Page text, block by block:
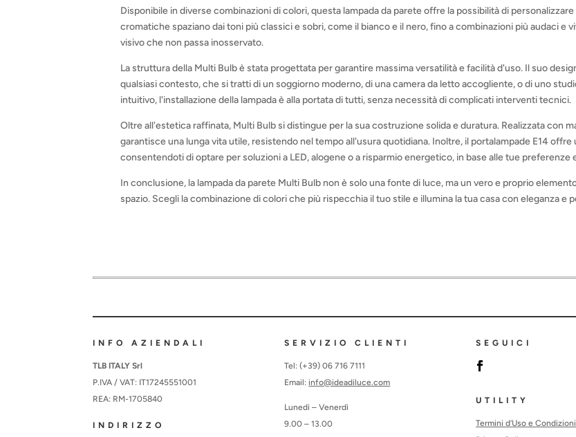
Disponibile in diverse combinazioni di colori, questa lampada da parete offre la possibilità di
cromatiche spaziano dai toni più classici e sobri, come il bianco e il nero, fino a combinazioni più audaci e
visivo che non passa inosservato.
La struttura della Multi Bulb è stata progettata per garantire massima versatilità e facilità d'uso. Il suo
qualsiasi contesto, che si tratti di un soggiorno moderno, di una camera da letto accogliente, o di uno
intuitivo, l'installazione della lampada è alla portata di tutti, senza necessità di complicati interventi tecnici.
Oltre all'estetica raffinata, Multi Bulb si distingue per la sua costruzione solida e duratura. Realizzata con
garantisce una lunga vita utile, resistendo nel tempo all'usura quotidiana. Inoltre, il portalampade E14
consentendoti di optare per soluzioni a LED, alogene o a risparmio energetico, in base alle tue preferenze
In conclusione, la lampada da parete Multi Bulb non è solo una fonte di luce, ma un vero e proprio
spazio. Scegli la combinazione di colori che più rispecchia il tuo stile e illumina la tua casa con eleganza e
INFO AZIENDALI
TLB ITALY Srl
P.IVA / VAT: IT17245551001
REA: RM-1705840
INDIRIZZO
SERVIZIO CLIENTI
Tel: (+39) 06 716 7111
Email: info@ideadiluce.com
Lunedì – Venerdì
9.00 – 13.00
SEGUICI
UTILITY
Termini d’Uso e